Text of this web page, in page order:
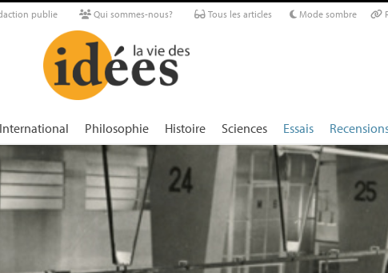
publie Qui sommes-nous? Tous les articles Mode sombre
International Philosophie Histoire Sciences Essais